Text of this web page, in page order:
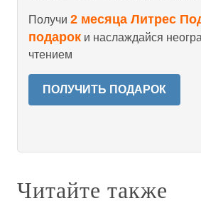
Получи 2 месяца Литрес
подарок и наслаждайся
чтением
ПОЛУЧИТЬ ПОДАРОК
Читайте также